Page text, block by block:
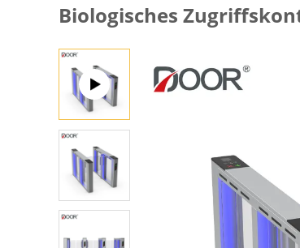
Biologisches